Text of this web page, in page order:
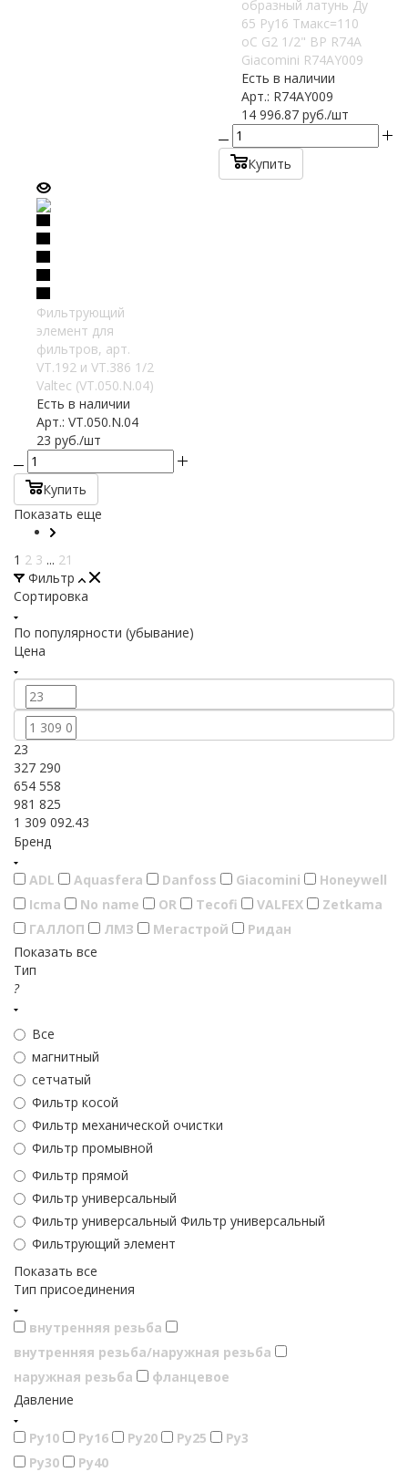
образный латунь Ду
65 Ру16 Тмакс=110
oC G2 1/2" ВР R74A
Giacomini R74AY009
Есть в наличии
Арт.: R74AY009
14 996.87руб./шт
Купить
Фильтрующий
элемент для
фильтров, арт.
VT.192 и VT.386 1/2
Valtec (VT.050.N.04)
Есть в наличии
Арт.: VT.050.N.04
23 руб./шт
Купить
Показать еще
1 2 3 ... 21
Фильтр
Сортировка
По популярности (убывание)
Цена
23
327 290
654 558
981 825
1 309 092.43
Бренд
ADL Aquasfera Danfoss Giacomini
Honeywell
Icma
No name OR Tecofi VALFEX
Zetkama
ГАЛЛОП
ЛМЗ Мегастрой
Ридан
Показать все
Тип
?
Все
магнитный
сетчатый
Фильтр косой
Фильтр механической очистки
Фильтр промывной
Фильтр прямой
Фильтр универсальный
Фильтр универсальный Фильтр универсальный
Фильтрующий элемент
Показать все
Тип присоединения
внутренняя резьба
внутренняя резьба/наружная резьба
наружная резьба
фланцевое
Давление
Ру10 Ру16 Ру20 Ру25
Ру3
Ру30
Ру40